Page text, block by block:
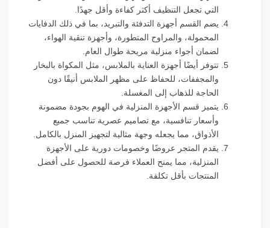
التي تجعل التنظيف أكثر كفاءة وأقل جهدًا.
يضم القسم أجهزة التدفئة والتبريد، بما في ذلك الدفايات
المحمولة، والمراوح المتطورة، وأجهزة تنقية الهواء،
لضمان أجواء منزلية مريحة طوال العام.
تتوفر أيضًا أجهزة العناية بالملابس، مثل المكواة بالبخار
والمجففات، للحفاظ على مظهر الملابس أنيقًا دون
الحاجة للذهاب إلى المغسلة.
يتميز قسم الأجهزة المنزلية في الهوم بجودة مضمونة
وأسعار تنافسية، مع تصاميم عصرية تناسب جميع
الأذواق، مما يجعله وجهة مثالية لتجهيز المنزل بالكامل.
يقدم المتجر عروضًا وخصومات دورية على الأجهزة
المنزلية، مما يمنح العملاء فرصة للحصول على أفضل
المنتجات بأقل تكلفة.